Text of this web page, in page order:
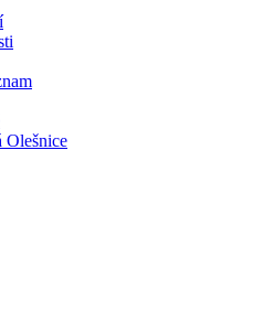
Olešnice